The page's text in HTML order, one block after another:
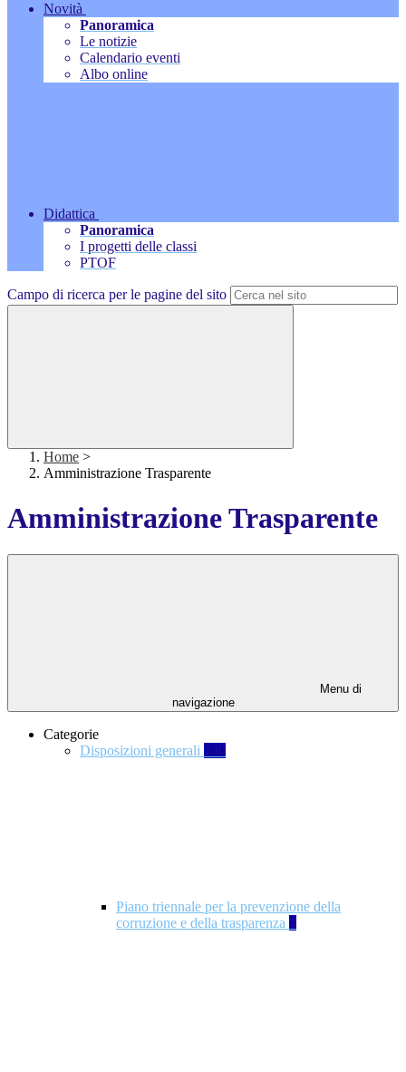
Novità
Panoramica
Le notizie
Calendario eventi
Albo online
Didattica
Panoramica
I progetti delle classi
PTOF
Campo di ricerca per le pagine del sito
Home >
Amministrazione Trasparente
Amministrazione Trasparente
Menu di
navigazione
Categorie
Disposizioni generali 140
Piano triennale per la prevenzione della
corruzione e della trasparenza 4